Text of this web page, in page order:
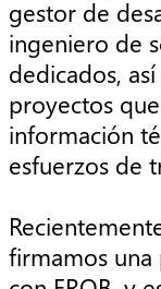
gestor de
ingeniero de
dedicados,
proyectos
información
esfuerzos de
firmamos